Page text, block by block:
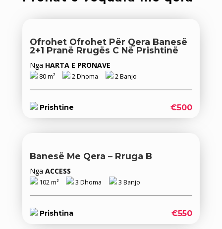
Ofrohet Ofrohet Për Qera Banesë
2+1 Pranë Rrugës C Në Prishtinë
Nga HARTA E PRONAVE
80 m² 2 Dhoma 2 Banjo
Prishtine €500
Banesë Me Qera – Rruga B
Nga ACCESS
102 m² 3 Dhoma 3 Banjo
Prishtina €550